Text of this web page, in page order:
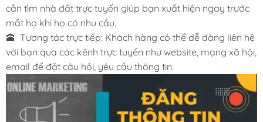
cần tìm nhà đất trực tuyến giúp bạn xuất hiện ngay trước
mắt họ khi họ có nhu cầu.
🕋 Tương tác trực tiếp: Khách hàng có thể dễ dàng liên hệ
với bạn qua các kênh trực tuyến như website, mạng xã hội,
email để đặt câu hỏi, yêu cầu thông tin.